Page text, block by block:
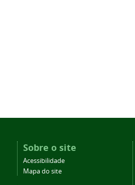
Sobre o site
Acessibilidade
Mapa do site